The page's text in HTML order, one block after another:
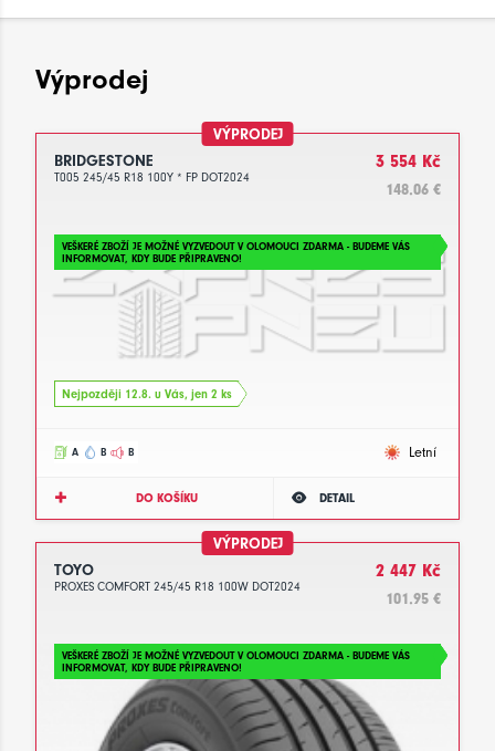
Výprodej
VÝPRODEJ
BRIDGESTONE
T005 245/45 R18 100Y * FP DOT2024
3 554 Kč
148.06 €
VEŠKERÉ ZBOŽÍ JE MOŽNÉ VYZVEDOUT V OLOMOUCI ZDARMA - BUDEME VÁS
INFORMOVAT, KDY BUDE PŘIPRAVENO!
Nejpozději 12.8. u Vás, jen 2 ks
A B B Letní
DO KOŠÍKU DETAIL
VÝPRODEJ
TOYO
PROXES COMFORT 245/45 R18 100W DOT2024
2 447 Kč
101.95 €
VEŠKERÉ ZBOŽÍ JE MOŽNÉ VYZVEDOUT V OLOMOUCI ZDARMA - BUDEME VÁS
INFORMOVAT, KDY BUDE PŘIPRAVENO!